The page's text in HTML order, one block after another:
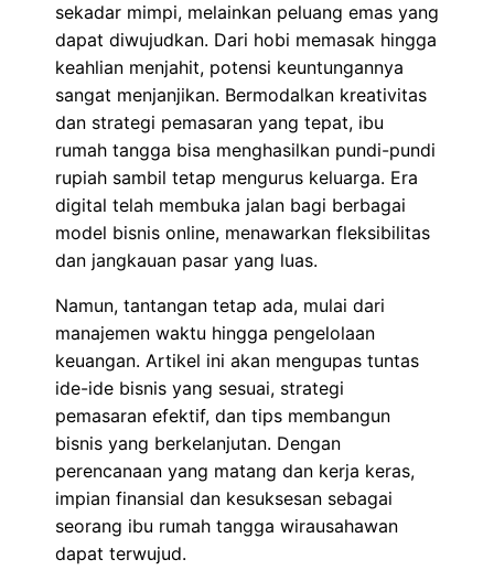
sekadar mimpi, melainkan peluang emas yang
dapat diwujudkan. Dari hobi memasak hingga
keahlian menjahit, potensi keuntungannya
sangat menjanjikan. Bermodalkan kreativitas
dan strategi pemasaran yang tepat, ibu
rumah tangga bisa menghasilkan pundi-pundi
rupiah sambil tetap mengurus keluarga. Era
digital telah membuka jalan bagi berbagai
model bisnis online, menawarkan fleksibilitas
dan jangkauan pasar yang luas.
Namun, tantangan tetap ada, mulai dari
manajemen waktu hingga pengelolaan
keuangan. Artikel ini akan mengupas tuntas
ide-ide bisnis yang sesuai, strategi
pemasaran efektif, dan tips membangun
bisnis yang berkelanjutan. Dengan
perencanaan yang matang dan kerja keras,
impian finansial dan kesuksesan sebagai
seorang ibu rumah tangga wirausahawan
dapat terwujud.